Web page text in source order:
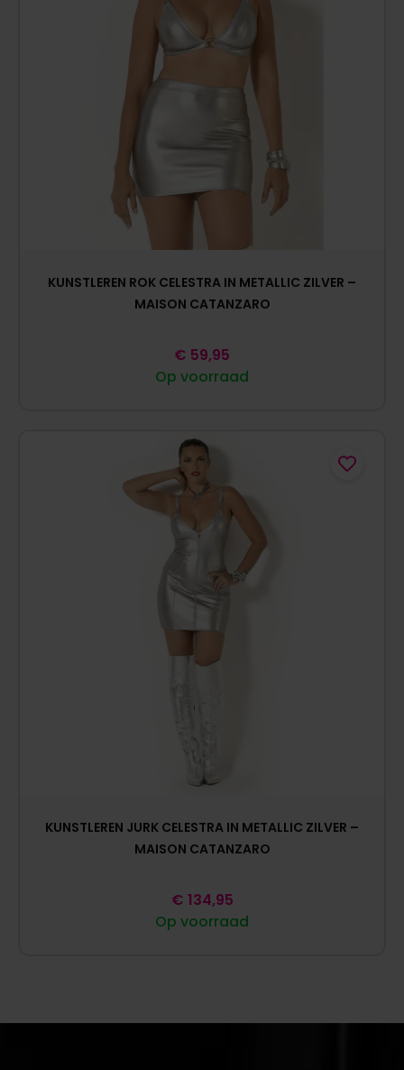
KUNSTLEREN ROK CELESTRA IN METALLIC ZILVER –
MAISON CATANZARO
Op voorraad
€ 59,95
KUNSTLEREN JURK CELESTRA IN METALLIC ZILVER –
MAISON CATANZARO
Op voorraad
€ 134,95